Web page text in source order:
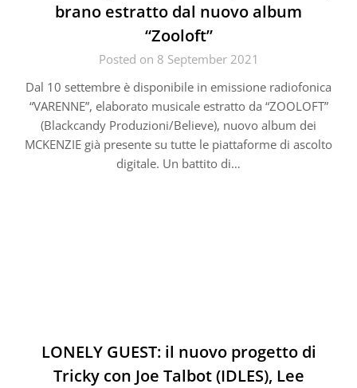
brano estratto dal nuovo album
“Zooloft”
Posted on 8 September 2021
Dal 10 settembre è disponibile in emissione radiofonica
“VARENNE”, elaborato musicale estratto da “ZOOLOFT”
(Blackcandy Produzioni/Believe), nuovo album dei
MCKENZIE già presente su tutte le piattaforme di ascolto
digitale. Un battito di…
LONELY GUEST: il nuovo progetto di
Tricky con Joe Talbot (IDLES), Lee